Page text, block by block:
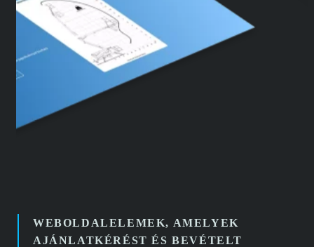
WEBOLDALELEMEK, AMELYEK
AJÁNLATKÉRÉST ÉS BEVÉTELT